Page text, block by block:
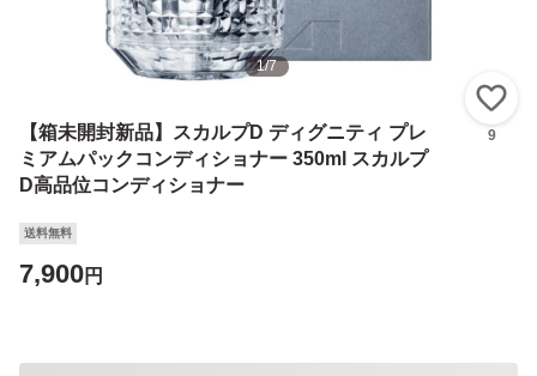
1/7
【箱未開封新品】スカルプD ディグニティ プレ
ミアムパックコンディショナー 350ml スカルプ
D高品位コンディショナー
9
送料無料
7,900円